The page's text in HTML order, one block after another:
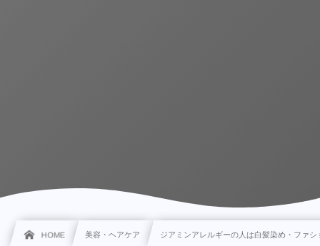
HOME 美容・ヘアケア ジアミンアレルギーの人は白髪染め・ファ